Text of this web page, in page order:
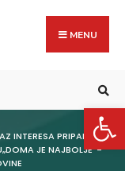
MENU
INTERESA PRIPADNIKA
JE NAJBOLJE“-